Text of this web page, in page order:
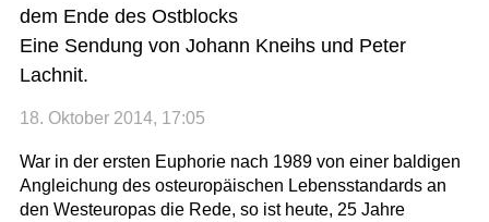
dem Ende des Ostblocks
Eine Sendung von Johann Kneihs und Peter
Lachnit.
18. Oktober 2014, 17:05
War in der ersten Euphorie nach 1989 von einer baldigen
Angleichung des osteuropäischen Lebensstandards an
den Westeuropas die Rede, so ist heute, 25 Jahre